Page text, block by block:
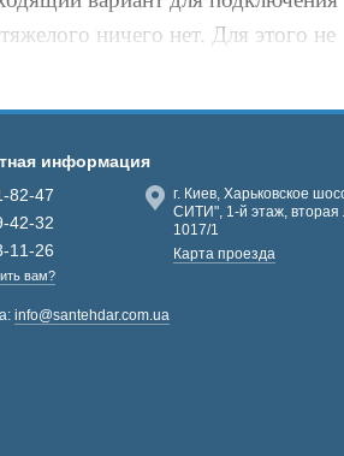
ничего нет. Для этого не
информация
82-47
42-32
11-26
вам?
г. Киев, Харьковское
СИТИ", 1-й этаж, вторая
1017/1
Карта проезда
info@santehdar.com.ua